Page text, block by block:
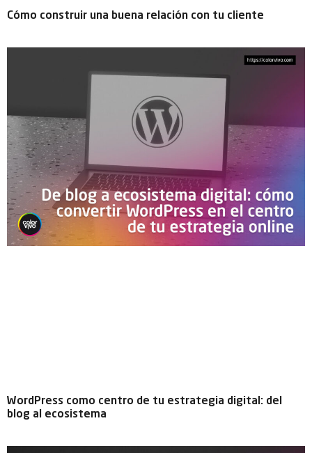
Cómo construir una buena relación con tu cliente
WordPress como centro de tu estrategia digital: del
blog al ecosistema